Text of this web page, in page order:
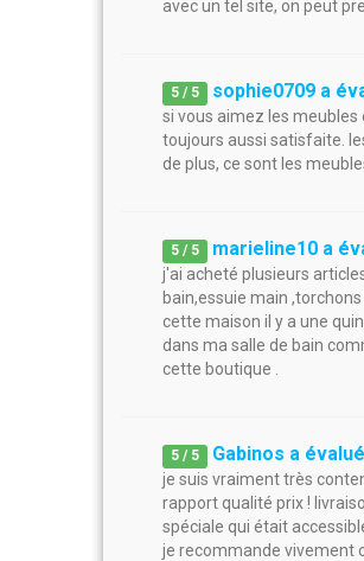
avec un tel site, on peut
5 / 5 sophie0709 a
si vous aimez les
toujours aussi satisfaite.
de plus, ce sont les
5 / 5 marieline10 a
j'ai acheté plusieurs
bain,essuie main
cette maison il y a une
dans ma salle de bain
cette boutique .
5 / 5 Gabinos a
je suis vraiment très
rapport qualité prix !
spéciale qui était
je recommande vivement